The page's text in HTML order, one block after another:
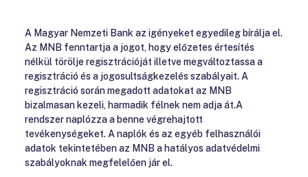
A Magyar Nemzeti Bank az igényeket egyedileg bírálja el.
Az MNB fenntartja a jogot, hogy előzetes értesítés
nélkül törölje regisztrációját illetve megváltoztassa a
regisztráció és a jogosultságkezelés szabályait. A
regisztráció során megadott adatokat az MNB
bizalmasan kezeli, harmadik félnek nem adja át.A
rendszer naplózza a benne végrehajtott
tevékenységeket. A naplók és az egyéb felhasználói
adatok tekintetében az MNB a hatályos adatvédelmi
szabályoknak megfelelően jár el.